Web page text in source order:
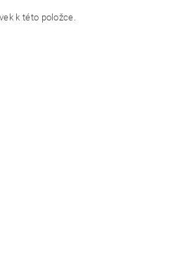
k této položce.